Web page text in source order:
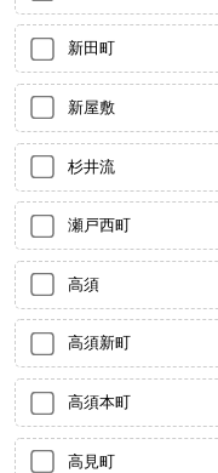
新田町
新屋敷
杉井流
瀬戸西町
高須
高須新町
高須本町
高見町